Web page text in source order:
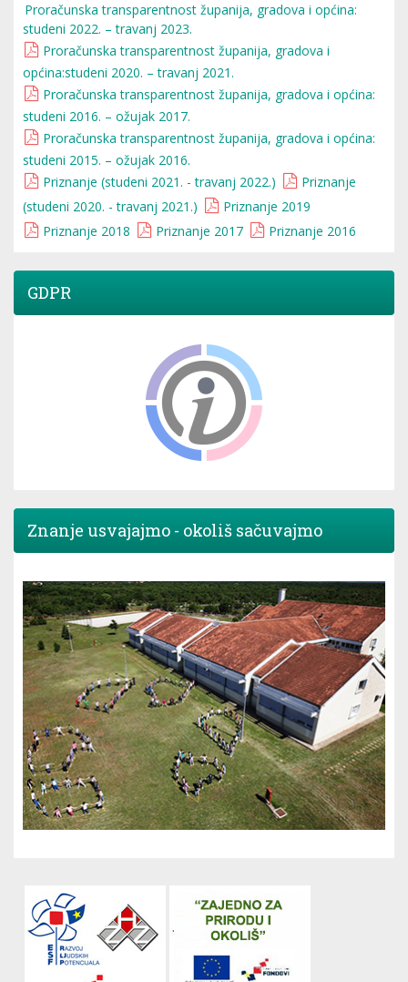
Proračunska transparentnost županija, gradova i općina:
studeni 2022. – travanj 2023.
Proračunska transparentnost županija, gradova i
općina:studeni 2020. – travanj 2021.
Proračunska transparentnost županija, gradova i općina:
studeni 2016. – ožujak 2017.
Proračunska transparentnost županija, gradova i općina:
studeni 2015. – ožujak 2016.
Priznanje (studeni 2021. - travanj 2022.)
Priznanje
(studeni 2020. - travanj 2021.)
Priznanje 2019
Priznanje 2018
Priznanje 2017 Priznanje 2016
GDPR
Znanje usvajajmo - okoliš sačuvajmo